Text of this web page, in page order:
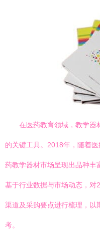
在医药教育领域，教学器
的关键工具。2018年，随着
药教学器材市场呈现出品种丰
基于行业数据与市场动态，
渠道及采购要点进行梳理，以
考。